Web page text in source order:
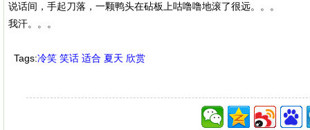
说话间，手起刀落，一颗鸭头在砧板上咕噜噜地滚了很远。。。
我汗。。。
Tags:冷笑 笑话 适合 夏天 欣赏